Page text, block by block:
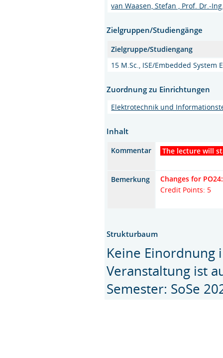
van Waasen, Stefan , Prof. Dr.-
Zielgruppen/Studiengänge
Zielgruppe/Studiengang
15 M.Sc., ISE/Embedded
Zuordnung zu Einrichtungen
Elektrotechnik und
Inhalt
Kommentar The lecture will
Bemerkung
Changes for PO24:
Credit Points: 5
Strukturbaum
Keine Einordnung
Veranstaltung ist
Semester: SoSe